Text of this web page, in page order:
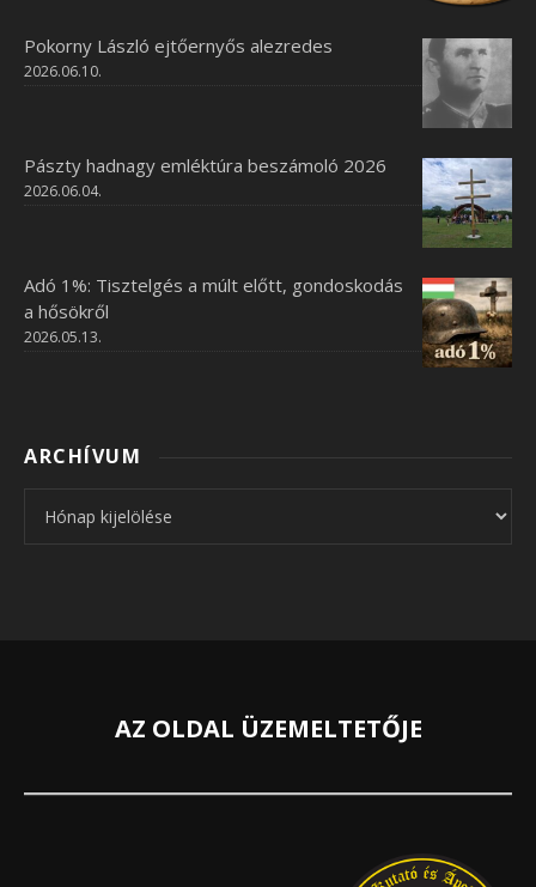
Pokorny László ejtőernyős alezredes
2026.06.10.
Pászty hadnagy emléktúra beszámoló 2026
2026.06.04.
Adó 1%: Tisztelgés a múlt előtt, gondoskodás
a hősökről
2026.05.13.
ARCHÍVUM
AZ OLDAL ÜZEMELTETŐJE